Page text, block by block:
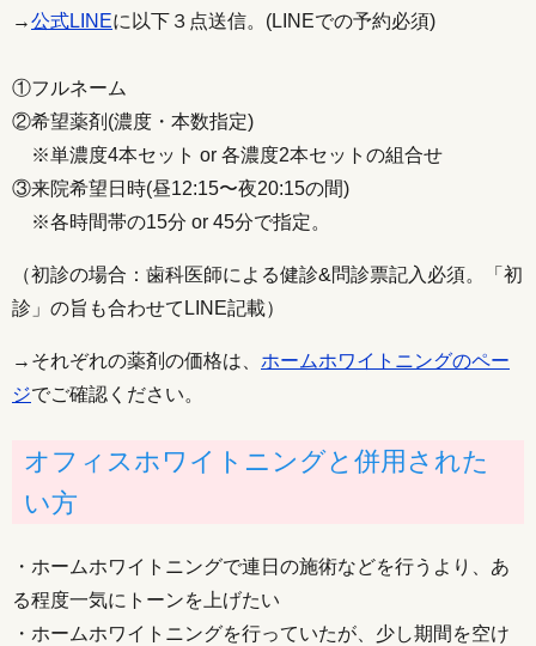
→公式LINEに以下３点送信。(LINEでの予約必須)
①フルネーム
②希望薬剤(濃度・本数指定)
※単濃度4本セット or 各濃度2本セットの組合せ
③来院希望日時(昼12:15〜夜20:15の間)
※各時間帯の15分 or 45分で指定。
（初診の場合：歯科医師による健診&問診票記入必須。「初
診」の旨も合わせてLINE記載）
→それぞれの薬剤の価格は、 ホームホワイトニングのペー
ジでご確認ください。
オフィスホワイトニングと併用された
い方
・ホームホワイトニングで連日の施術などを行うより、あ
る程度一気にトーンを上げたい
・ホームホワイトニングを行っていたが、少し期間を空け